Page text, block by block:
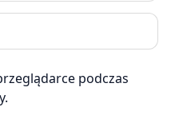
podczas